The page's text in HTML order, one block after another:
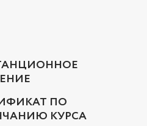
ПО
КУРСА